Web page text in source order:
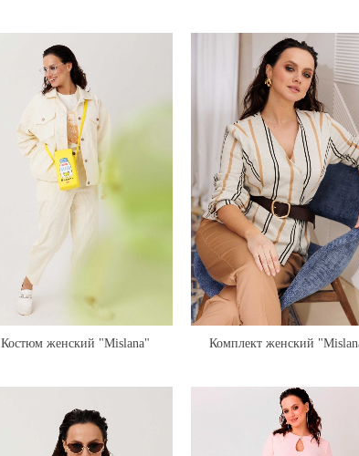
Костюм женский "Mislana"
Комплект женский